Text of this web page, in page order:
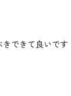
できて良いです